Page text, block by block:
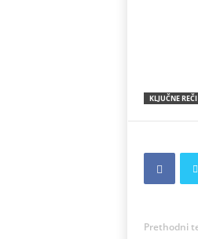
KLJUČNE REČI
Prethodni